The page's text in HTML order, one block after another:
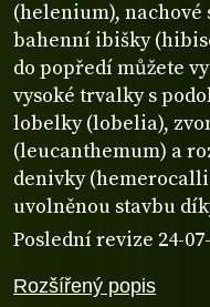
Rozšířený popis
(helenium), nachové
bahenní ibišky
do popředí můžete
vysoké trvalky s
lobelky (lobelia),
(leucanthemum) a
denivky
uvolněnou stavbu
Poslední revize 24-